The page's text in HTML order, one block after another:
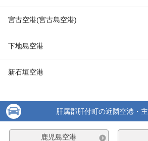
宮古空港(宮古島空港)
下地島空港
新石垣空港
肝属郡肝付町の近隣空港・
鹿児島空港